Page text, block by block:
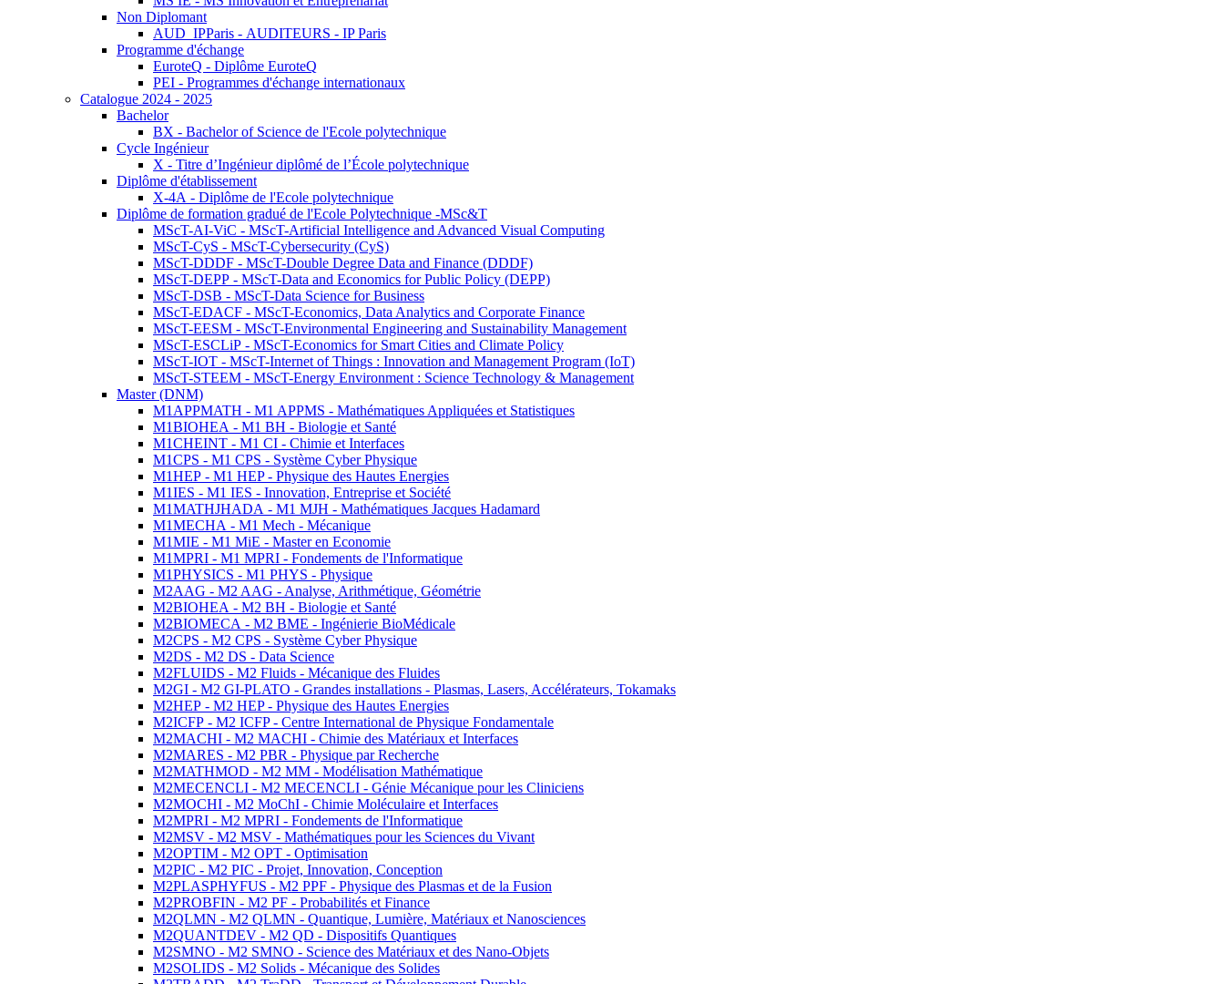
Non Diplomant
AUD_IPParis - AUDITEURS - IP Paris
Programme d'échange
EuroteQ - Diplôme EuroteQ
PEI - Programmes d'échange internationaux
Catalogue 2024 - 2025
Bachelor
BX - Bachelor of Science de l'Ecole polytechnique
Cycle Ingénieur
X - Titre d’Ingénieur diplômé de l’École polytechnique
Diplôme d'établissement
X-4A - Diplôme de l'Ecole polytechnique
Diplôme de formation gradué de l'Ecole Polytechnique -MSc&T
MScT-AI-ViC - MScT-Artificial Intelligence and Advanced Visual Computing
MScT-CyS - MScT-Cybersecurity (CyS)
MScT-DDDF - MScT-Double Degree Data and Finance (DDDF)
MScT-DEPP - MScT-Data and Economics for Public Policy (DEPP)
MScT-DSB - MScT-Data Science for Business
MScT-EDACF - MScT-Economics, Data Analytics and Corporate Finance
MScT-EESM - MScT-Environmental Engineering and Sustainability Management
MScT-ESCLiP - MScT-Economics for Smart Cities and Climate Policy
MScT-IOT - MScT-Internet of Things : Innovation and Management Program (IoT)
MScT-STEEM - MScT-Energy Environment : Science Technology & Management
Master (DNM)
M1APPMATH - M1 APPMS - Mathématiques Appliquées et Statistiques
M1BIOHEA - M1 BH - Biologie et Santé
M1CHEINT - M1 CI - Chimie et Interfaces
M1CPS - M1 CPS - Système Cyber Physique
M1HEP - M1 HEP - Physique des Hautes Energies
M1IES - M1 IES - Innovation, Entreprise et Société
M1MATHJHADA - M1 MJH - Mathématiques Jacques Hadamard
M1MECHA - M1 Mech - Mécanique
M1MIE - M1 MiE - Master en Economie
M1MPRI - M1 MPRI - Fondements de l'Informatique
M1PHYSICS - M1 PHYS - Physique
M2AAG - M2 AAG - Analyse, Arithmétique, Géométrie
M2BIOHEA - M2 BH - Biologie et Santé
M2BIOMECA - M2 BME - Ingénierie BioMédicale
M2CPS - M2 CPS - Système Cyber Physique
M2DS - M2 DS - Data Science
M2FLUIDS - M2 Fluids - Mécanique des Fluides
M2GI - M2 GI-PLATO - Grandes installations - Plasmas, Lasers, Accélérateurs, Tokamaks
M2HEP - M2 HEP - Physique des Hautes Energies
M2ICFP - M2 ICFP - Centre International de Physique Fondamentale
M2MACHI - M2 MACHI - Chimie des Matériaux et Interfaces
M2MARES - M2 PBR - Physique par Recherche
M2MATHMOD - M2 MM - Modélisation Mathématique
M2MECENCLI - M2 MECENCLI - Génie Mécanique pour les Cliniciens
M2MOCHI - M2 MoChI - Chimie Moléculaire et Interfaces
M2MPRI - M2 MPRI - Fondements de l'Informatique
M2MSV - M2 MSV - Mathématiques pour les Sciences du Vivant
M2OPTIM - M2 OPT - Optimisation
M2PIC - M2 PIC - Projet, Innovation, Conception
M2PLASPHYFUS - M2 PPF - Physique des Plasmas et de la Fusion
M2PROBFIN - M2 PF - Probabilités et Finance
M2QLMN - M2 QLMN - Quantique, Lumière, Matériaux et Nanosciences
M2QUANTDEV - M2 QD - Dispositifs Quantiques
M2SMNO - M2 SMNO - Science des Matériaux et des Nano-Objets
M2SOLIDS - M2 Solids - Mécanique des Solides